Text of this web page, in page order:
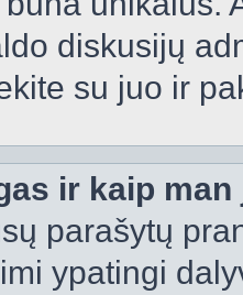
diskusijų
su juo ir
ir kaip
parašytų
ypatingi